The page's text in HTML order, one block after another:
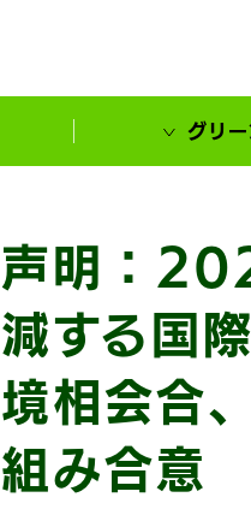
グリ
声明：
減する国
境相会合
組み合意